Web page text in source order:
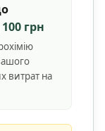
100 грн
витрат на